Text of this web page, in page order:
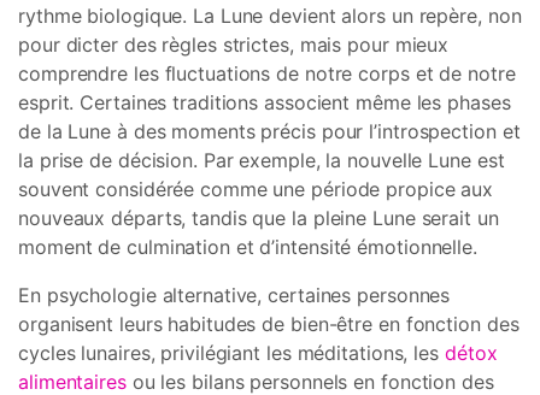
rythme biologique. La Lune devient alors un repère, non
pour dicter des règles strictes, mais pour mieux
comprendre les fluctuations de notre corps et de notre
esprit. Certaines traditions associent même les phases
de la Lune à des moments précis pour l’introspection et
la prise de décision. Par exemple, la nouvelle Lune est
souvent considérée comme une période propice aux
nouveaux départs, tandis que la pleine Lune serait un
moment de culmination et d’intensité émotionnelle.
En psychologie alternative, certaines personnes
organisent leurs habitudes de bien-être en fonction des
cycles lunaires, privilégiant les méditations, les détox
alimentairesou les bilans personnels en fonction des